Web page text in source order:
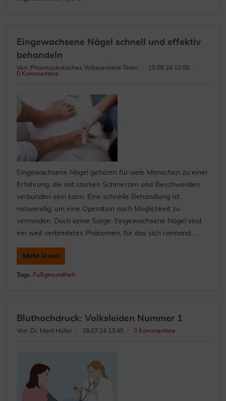
Eingewachsene Nägel schnell und effektiv
behandeln
Von: Pharmazeutisches Volksversand-Team
15.08.24 12:00
0 Kommentare
Eingewachsene Nägel gehören für viele Menschen zu einer
Erfahrung, die mit starken Schmerzen und Beschwerden
verbunden sein kann. Eine schnelle Behandlung ist
notwendig, um eine Operation nach Möglichkeit zu
vermeiden. Doch keine Sorge: Eingewachsene Nägel sind
ein weit verbreitetes Phänomen, für das sich niemand ...
Mehr lesen
Tags: Fußgesundheit
Bluthochdruck: Volksleiden Nummer 1
Von: Dr. Marit Hüller 26.07.24 13:45 0 Kommentare